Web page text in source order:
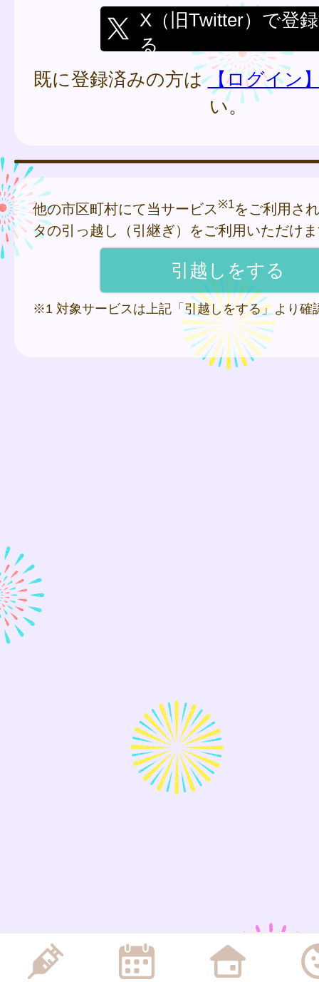
X（旧Twitter）で登
る
既に登録済みの方は【ログイン
い。
他の市区町村にて当サービス ※1をご利用さ
タの引っ越し（引継ぎ）をご利用いただけ
※1 対象サービスは上記「引越しをする」より確